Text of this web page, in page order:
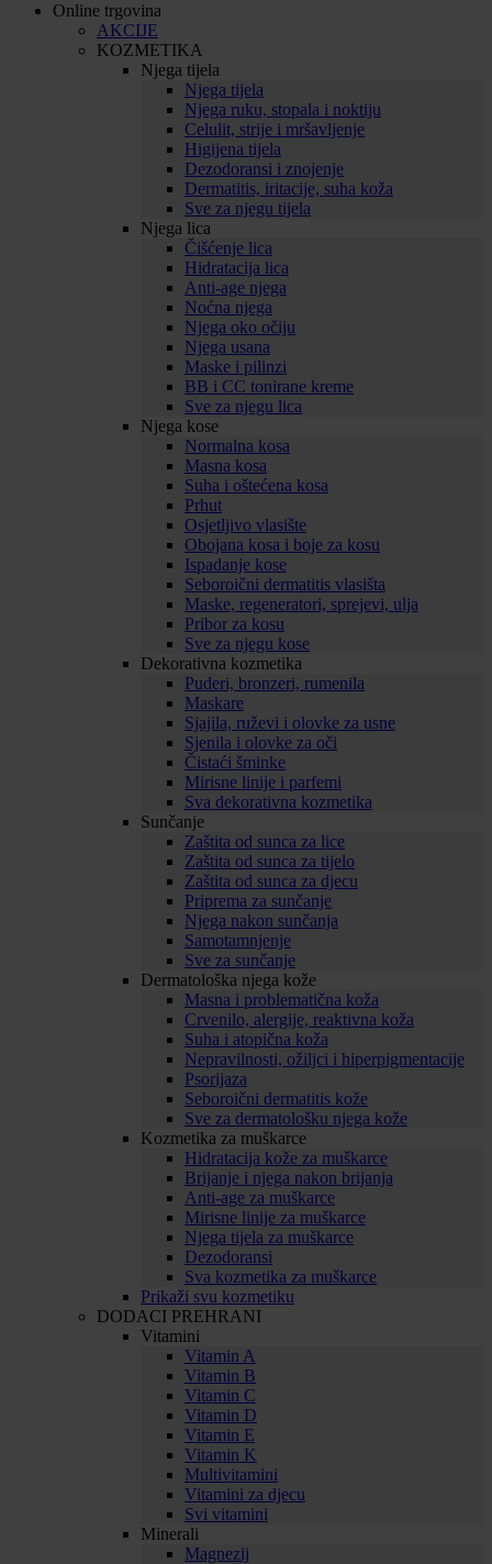
Online trgovina
AKCIJE
KOZMETIKA
Njega tijela
Njega tijela
Njega ruku, stopala i noktiju
Celulit, strije i mršavljenje
Higijena tijela
Dezodoransi i znojenje
Dermatitis, iritacije, suha koža
Sve za njegu tijela
Njega lica
Čišćenje lica
Hidratacija lica
Anti-age njega
Noćna njega
Njega oko očiju
Njega usana
Maske i pilinzi
BB i CC tonirane kreme
Sve za njegu lica
Njega kose
Normalna kosa
Masna kosa
Suha i oštećena kosa
Prhut
Osjetljivo vlasište
Obojana kosa i boje za kosu
Ispadanje kose
Seboroični dermatitis vlasišta
Maske, regeneratori, sprejevi, ulja
Pribor za kosu
Sve za njegu kose
Dekorativna kozmetika
Puderi, bronzeri, rumenila
Maskare
Sjajila, ruževi i olovke za usne
Sjenila i olovke za oči
Čistaći šminke
Mirisne linije i parfemi
Sva dekorativna kozmetika
Sunčanje
Zaštita od sunca za lice
Zaštita od sunca za tijelo
Zaštita od sunca za djecu
Priprema za sunčanje
Njega nakon sunčanja
Samotamnjenje
Sve za sunčanje
Dermatološka njega kože
Masna i problematična koža
Crvenilo, alergije, reaktivna koža
Suha i atopična koža
Nepravilnosti, ožiljci i hiperpigmentacije
Psorijaza
Seboroični dermatitis kože
Sve za dermatološku njega kože
Kozmetika za muškarce
Hidratacija kože za muškarce
Brijanje i njega nakon brijanja
Anti-age za muškarce
Mirisne linije za muškarce
Njega tijela za muškarce
Dezodoransi
Sva kozmetika za muškarce
Prikaži svu kozmetiku
DODACI PREHRANI
Vitamini
Vitamin A
Vitamin B
Vitamin C
Vitamin D
Vitamin E
Vitamin K
Multivitamini
Vitamini za djecu
Svi vitamini
Minerali
Magnezij